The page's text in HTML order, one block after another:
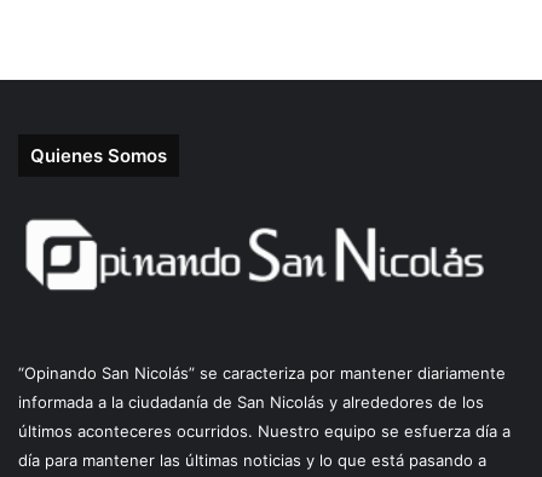
Quienes Somos
“Opinando San Nicolás” se caracteriza por mantener diariamente
informada a la ciudadanía de San Nicolás y alrededores de los
últimos aconteceres ocurridos. Nuestro equipo se esfuerza día a
día para mantener las últimas noticias y lo que está pasando a